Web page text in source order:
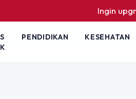
Ingin
PENDIDIKAN KESEHATAN
Berkah Ini
yang Sering